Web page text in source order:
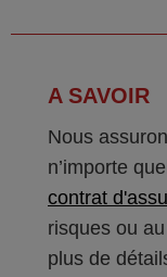
A SAVOIR
Nous
n’importe
contrat
risques ou
plus de